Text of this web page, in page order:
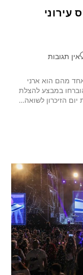
עירוני
אין תגובות
שואה, אחד מהם הוא ארני
במבצע להצלת
הזיכרון לשואה…